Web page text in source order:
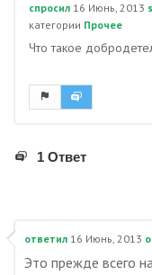
спросил 16 Июнь, 2013
категории Прочее
Что такое
1 Ответ
ответил 16 Июнь, 2013
Это прежде всего